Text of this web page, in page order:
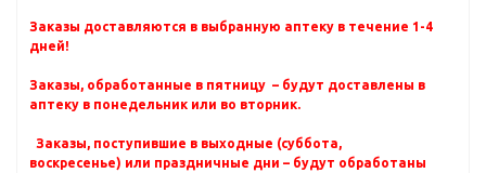
Заказы доставляются в выбранную аптеку в течение 1-4
дней!
Заказы, обработанные в пятницу – будут доставлены в
аптеку в понедельник или во вторник.
Заказы, поступившие в выходные (суббота,
воскресенье) или праздничные дни – будут обработаны